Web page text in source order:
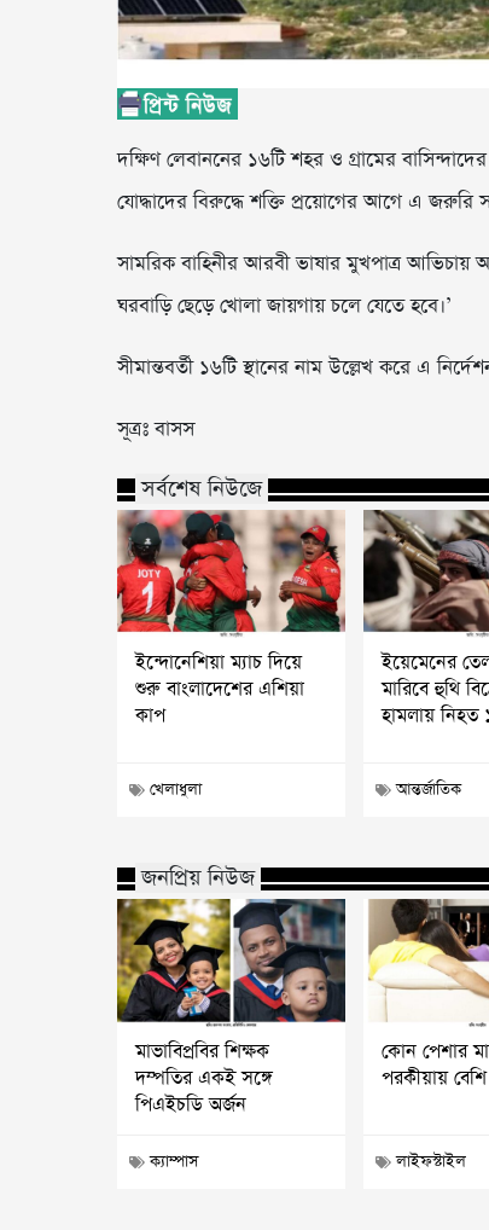
দক্ষিণ লেবাননের ১৬টি শহর ও গ্রামের
যোদ্ধাদের বিরুদ্ধে শক্তি প্রয়োগের আগে এ জরুরি
সামরিক বাহিনীর আরবী ভাষার মুখপাত্র আভিচায়
ঘরবাড়ি ছেড়ে খোলা জায়গায় চলে যেতে হবে।’
সীমান্তবর্তী ১৬টি স্থানের নাম উল্লেখ করে এ
সূত্রঃ বাসস
সর্বশেষ নিউজে
ইন্দোনেশিয়া ম্যাচ দিয়ে
শুরু বাংলাদেশের এশিয়া
কাপ
খেলাধুলা
ইয়েমেনের
মারিবে হুথি
হামলায় নিহত
আন্তর্জাতিক
জনপ্রিয় নিউজ
মাভাবিপ্রবির শিক্ষক
দম্পতির একই সঙ্গে
পিএইচডি অর্জন
ক্যাম্পাস
কোন পেশার
পরকীয়ায়
লাইফস্টাইল